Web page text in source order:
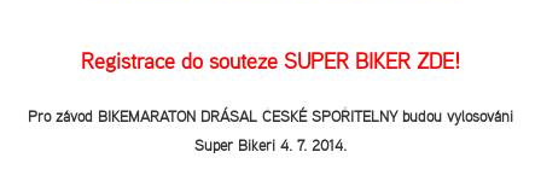
Registrace do soutěže SUPER BIKER ZDE!
Pro závod BIKEMARATON DRÁSAL ČESKÉ SPOŘITELNY budou vylosováni
Super Bikeři 4. 7. 2014.